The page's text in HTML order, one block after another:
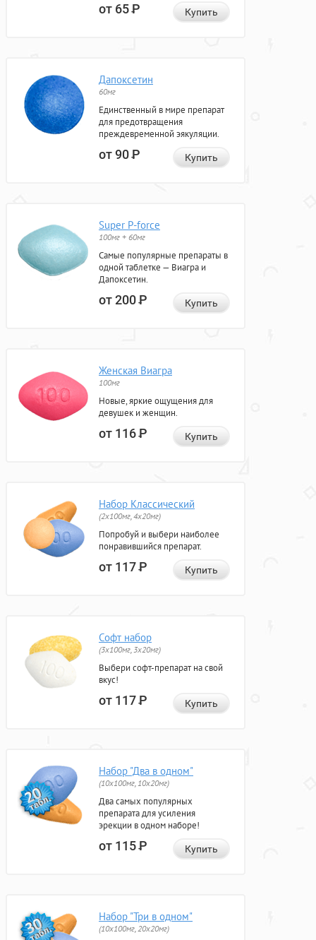
от 65Р Купить
Дапоксетин
60мг
Единственный в мире препарат
для предотвращения
преждевременной эякуляции.
от 90Р Купить
Super P-force
100мг + 60мг
Самые популярные препараты в
одной таблетке — Виагра и
Дапоксетин.
от 200Р Купить
Женская Виагра
100мг
Новые, яркие ощущения для
девушек и женщин.
от 116Р Купить
Набор Классический
(2x100мг, 4x20мг)
Попробуй и выбери наиболее
понравившийся препарат.
от 117Р Купить
Софт набор
(3x100мг, 3x20мг)
Выбери софт-препарат на свой
вкус!
от 117Р Купить
Набор "Два в одном"
(10x100мг, 10x20мг)
Два самых популярных
препарата для усиления
эрекции в одном наборе!
от 115Р Купить
Набор "Три в одном"
(10x100мг, 20x20мг)